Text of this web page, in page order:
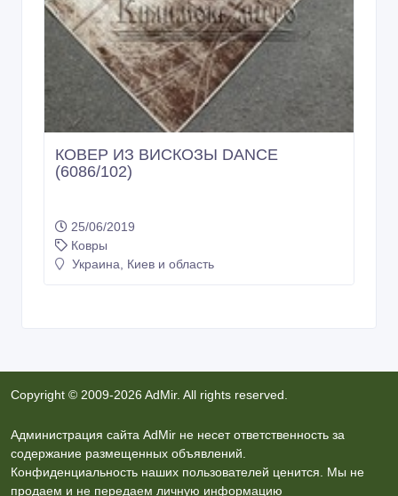
КОВЕР ИЗ ВИСКОЗЫ DANCE
(6086/102)
25/06/2019
Ковры
Украина, Киев и область
Copyright © 2009-2026 AdMir. All rights reserved.
Администрация сайта AdMir не несет ответственность за
содержание размещенных объявлений.
Конфиденциальность наших пользователей ценится. Мы не
продаем и не передаем личную информацию